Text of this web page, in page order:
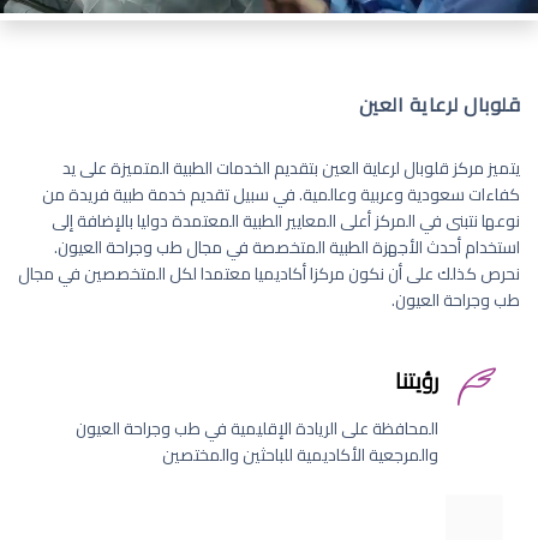
قلوبال لرعاية العين
يتميز مركز قلوبال لرعاية العين بتقديم الخدمات الطبية المتميزة على يد
كفاءات سعودية وعربية وعالمية. في سبيل تقديم خدمة طبية فريدة من
نوعها نتبنى في المركز أعلى المعايير الطبية المعتمدة دوليا بالإضافة إلى
استخدام أحدث الأجهزة الطبية المتخصصة في مجال طب وجراحة العيون.
نحرص كذلك على أن نكون مركزا أكاديميا معتمدا لكل المتخصصين في مجال
طب وجراحة العيون.
رؤيتنا
المحافظة على الريادة الإقليمية في طب وجراحة العيون
والمرجعية الأكاديمية للباحثين والمختصين